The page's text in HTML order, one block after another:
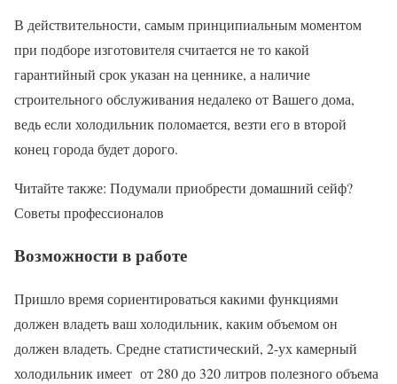
В действительности, самым принципиальным моментом
при подборе изготовителя считается не то какой
гарантийный срок указан на ценнике, а наличие
строительного обслуживания недалеко от Вашего дома,
ведь если холодильник поломается, везти его в второй
конец города будет дорого.
Читайте также: Подумали приобрести домашний сейф?
Советы профессионалов
Возможности в работе
Пришло время сориентироваться какими функциями
должен владеть ваш холодильник, каким объемом он
должен владеть. Средне статистический, 2-ух камерный
холодильник имеет от 280 до 320 литров полезного объема